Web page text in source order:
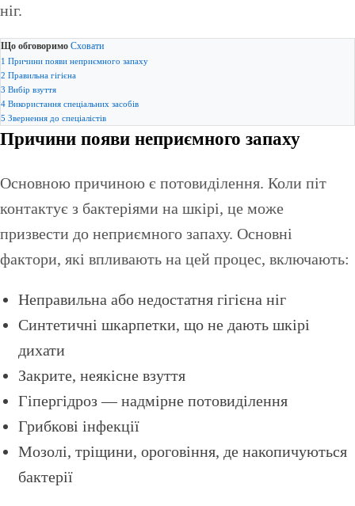
ніг.
Що обговоримо Сховати
1 Причини появи неприємного запаху
2 Правильна гігієна
3 Вибір взуття
4 Використання спеціальних засобів
5 Звернення до спеціалістів
Причини появи неприємного запаху
Основною причиною є потовиділення. Коли піт
контактує з бактеріями на шкірі, це може
призвести до неприємного запаху. Основні
фактори, які впливають на цей процес, включають:
Неправильна або недостатня гігієна ніг
Синтетичні шкарпетки, що не дають шкірі
дихати
Закрите, неякісне взуття
Гіпергідроз — надмірне потовиділення
Грибкові інфекції
Мозолі, тріщини, ороговіння, де накопичуються
бактерії